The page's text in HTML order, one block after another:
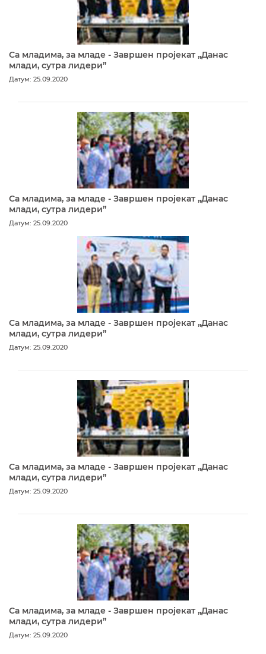
Са младима, за младе - Завршен пројекат „Данас
млади, сутра лидери”
Датум: 25.09.2020
Са младима, за младе - Завршен пројекат „Данас
млади, сутра лидери”
Датум: 25.09.2020
Са младима, за младе - Завршен пројекат „Данас
млади, сутра лидери”
Датум: 25.09.2020
Са младима, за младе - Завршен пројекат „Данас
млади, сутра лидери”
Датум: 25.09.2020
Са младима, за младе - Завршен пројекат „Данас
млади, сутра лидери”
Датум: 25.09.2020